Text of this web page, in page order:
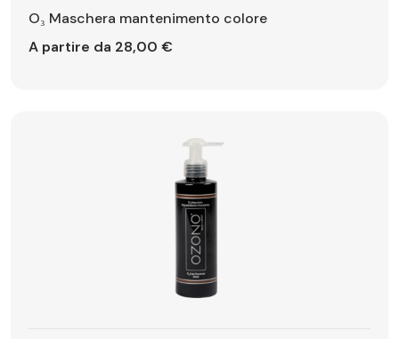
O₃ Maschera mantenimento colore
A partire da 28,00 €